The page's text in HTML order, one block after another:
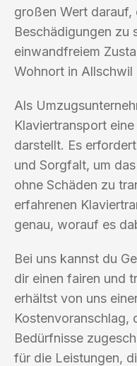
großen Wert darauf,
Beschädigungen zu
einwandfreiem
Wohnort in Allschwil
Als
Klaviertransport
darstellt. Es
und Sorgfalt, um
ohne Schäden zu
erfahrenen
genau, worauf es
Bei uns kannst du
dir einen fairen und
erhältst von uns
Kostenvoranschlag,
Bedürfnisse
für die Leistungen,